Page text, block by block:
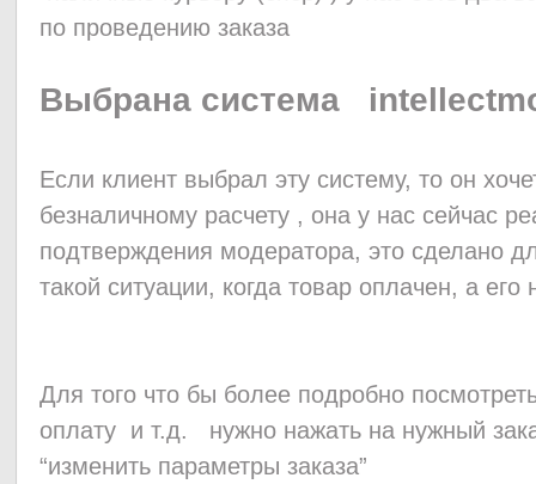
по проведению заказа
Выбрана система
Если клиент выбрал эту систему, то он
безналичному расчету , она у нас сейчас
подтверждения модератора, это сделано
такой ситуации, когда товар оплачен, а
Для того что бы более подробно
оплату и т.д. нужно нажать на нужный
“изменить параметры заказа”